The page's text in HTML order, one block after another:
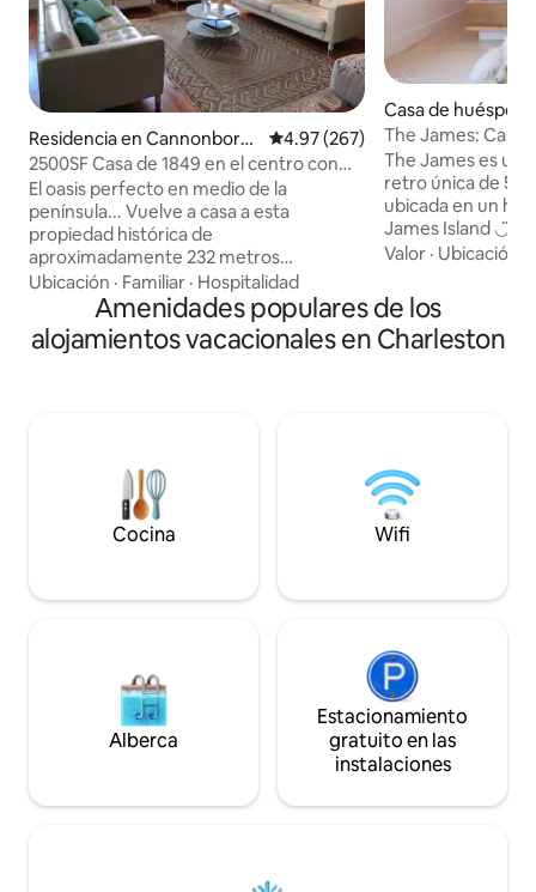
Residencia en Cannonboro
ugh/Elliottborough
Calificación promedio: 4.97 de
4.97 (267)
2500SF Casa de 1849 en el centro con
piscina
El oasis perfecto en medio de la
península... Vuelve a casa a esta
propiedad histórica de
aproximadamente 232 metros
cuadrados construida alrededor de 1849
y date un chapuzón en la piscina
después de un largo día de paseos, o
relájate y tómate un cóctel en el balcón.
calle para 1-2 vehículos, una rareza en el
centro de la ciudad. Somos un
alojamiento para alquileres de corta
Ubicación · Familiar · Hospitalidad
Casa de
es Island
The James: Casa
Folly
The James es
retro única de
ubicada en un
James Island ◡̈ A 10 minutos del centro
de Charleston A 12 minutos de Folly
restaurantes ¡The James tiene
capacidad para 6
(SIN CARGO
perro(s),
limitada y grupos de
2023-02
Valor · Ubicación
Amenidades populares de los
alojamientos vacacionales en Charleston
Cocina Wifi
Alberca
Estacionamiento
gratuito en las
instalaciones